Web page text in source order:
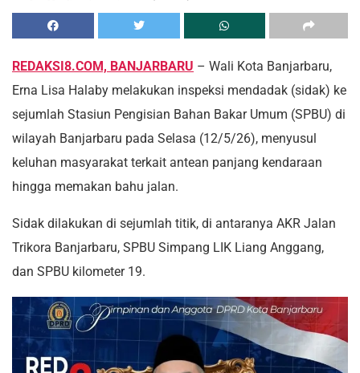
REDAKSI8.COM, BANJARBARU – Wali Kota Banjarbaru,
Erna Lisa Halaby melakukan inspeksi mendadak (sidak) ke
sejumlah Stasiun Pengisian Bahan Bakar Umum (SPBU) di
wilayah Banjarbaru pada Selasa (12/5/26), menyusul
keluhan masyarakat terkait antean panjang kendaraan
hingga memakan bahu jalan.
Sidak dilakukan di sejumlah titik, di antaranya AKR Jalan
Trikora Banjarbaru, SPBU Simpang LIK Liang Anggang,
dan SPBU kilometer 19.